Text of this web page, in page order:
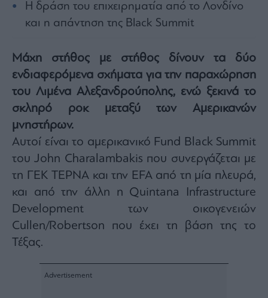
Style
Υγεία
&
Fashion
&
Art
Watches
Yachts
Table
For
Two
Μετοχές
Trader's
Η δράση του επιχειρηματία από το Λονδίνο
και η απάντηση της Black Summit
Μάχη στήθος με στήθος δίνουν τα δύο
ενδιαφερόμενα σχήματα για την παραχώρηση
του Λιμένα Αλεξανδρούπολης, ενώ ξεκινά το
σκληρό ροκ μεταξύ των Αμερικανών
μνηστήρων.
Αυτοί είναι το αμερικανικό Fund Black Summit
του John Charalambakis που συνεργάζεται με
τη ΓΕΚ ΤΕΡΝΑ και την EFA από τη μία πλευρά,
και από την άλλη η Quintana Infrastructure
Development των οικογενειών
Cullen/Robertson που έχει τη βάση της το
Τέξας.